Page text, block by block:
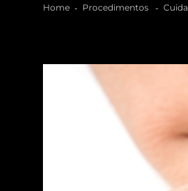
Home Procedimentos